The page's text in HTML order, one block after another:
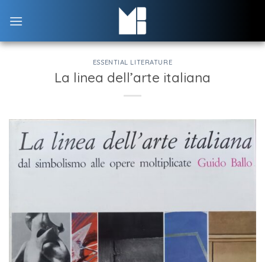
ESSENTIAL LITERATURE
La linea dell’arte italiana